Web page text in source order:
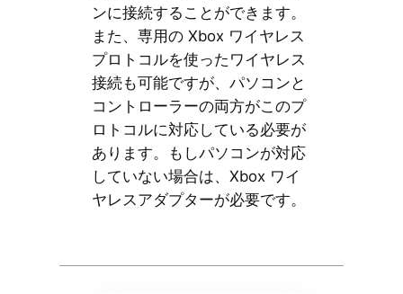
ンに接続することができます。
また、専用の Xbox ワイヤレス
プロトコルを使ったワイヤレス
接続も可能ですが、パソコンと
コントローラーの両方がこのプ
ロトコルに対応している必要が
あります。もしパソコンが対応
していない場合は、Xbox ワイ
ヤレスアダプターが必要です。